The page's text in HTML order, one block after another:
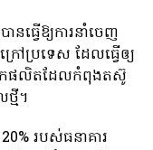
ានធ្វើឱ្យការនាំចេញ
ៅប្រទេស ដែលធ្វើឲ្យ
នកផលិតដែលកំពុងតស៊ូ
មី។
របស់ធនាគារ